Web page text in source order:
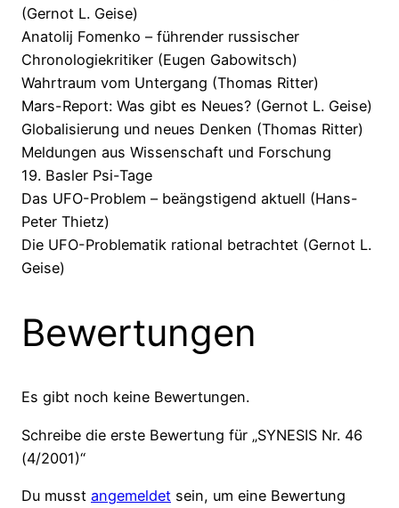
(Gernot L. Geise)
Anatolij Fomenko – führender russischer
Chronologiekritiker (Eugen Gabowitsch)
Wahrtraum vom Untergang (Thomas Ritter)
Mars-Report: Was gibt es Neues? (Gernot L. Geise)
Globalisierung und neues Denken (Thomas Ritter)
Meldungen aus Wissenschaft und Forschung
19. Basler Psi-Tage
Das UFO-Problem – beängstigend aktuell (Hans-
Peter Thietz)
Die UFO-Problematik rational betrachtet (Gernot L.
Geise)
Bewertungen
Es gibt noch keine Bewertungen.
Schreibe die erste Bewertung für „SYNESIS Nr. 46
(4/2001)“
Du musst angemeldet sein, um eine Bewertung